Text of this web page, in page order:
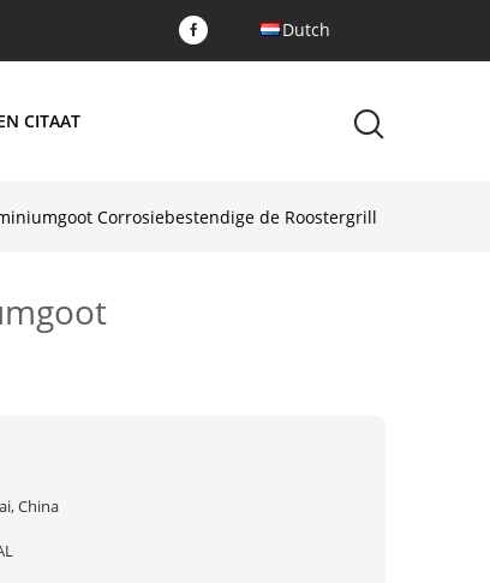
Dutch
CITAAT
Corrosiebestendige de Roostergrill
China